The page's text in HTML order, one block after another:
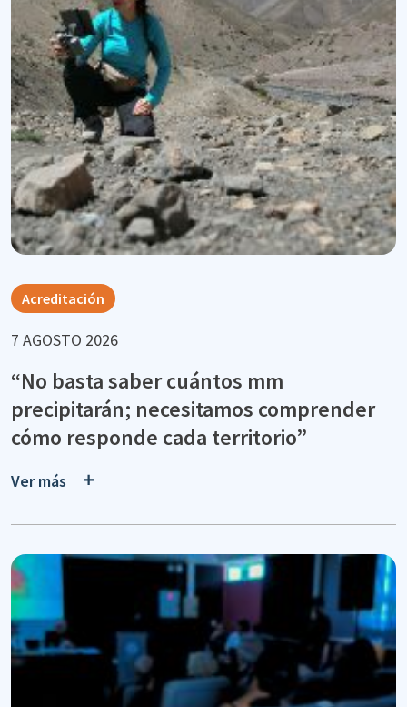
Acreditación
7 AGOSTO 2026
“No basta saber cuántos mm
precipitarán; necesitamos comprender
cómo responde cada territorio”
Ver más